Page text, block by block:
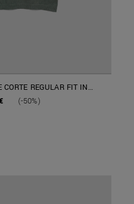
REGULAR FIT IN
SOFT
(-50%)